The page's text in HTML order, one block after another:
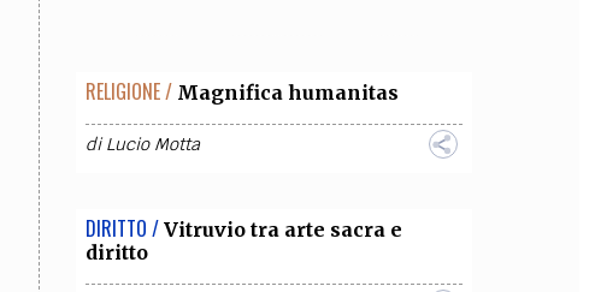
COLLABORA CON NOI
RELIGIONE / Magnifica humanitas
diLucio Motta
DIRITTO / Vitruvio tra arte sacra e
diritto